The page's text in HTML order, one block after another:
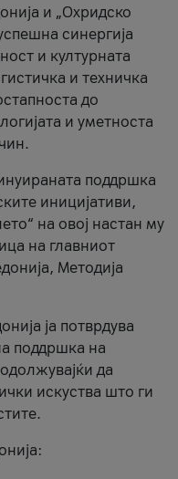
и „Охридско
синергија
и културната
и техничка
до
и уметноста
поддршка
иницијативи,
на овој настан му
на главниот
Методија
ја потврдува
поддршка на
да
искуства што ги